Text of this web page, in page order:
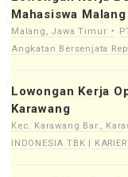
Mahasiswa Malang
Malang, Jawa Timur
Angkatan Bersenjata
Lowongan Kerja
Karawang
Kec. Karawang Bar.,
INDONESIA TBK |